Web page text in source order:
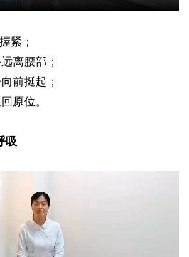
紧；
离腰部；
前挺起；
原位。
吸